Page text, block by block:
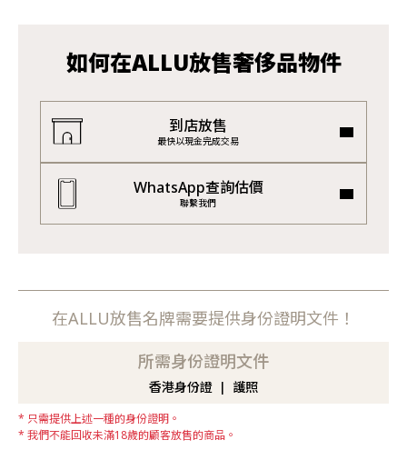
如何在ALLU放售奢侈品物件
到店放售
最快以現金完成交易
WhatsApp查詢估價
聯繫我們
在ALLU放售名牌需要提供身份證明文件！
所需身份證明文件
香港身份證 護照
只需提供上述一種的身份證明。
我們不能回收未滿18歲的顧客放售的商品。